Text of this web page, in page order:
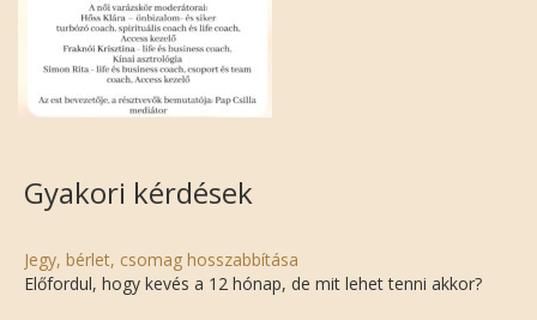
Gyakori kérdések
Jegy, bérlet, csomag hosszabbítása
Előfordul, hogy kevés a 12 hónap, de mit lehet tenni akkor?